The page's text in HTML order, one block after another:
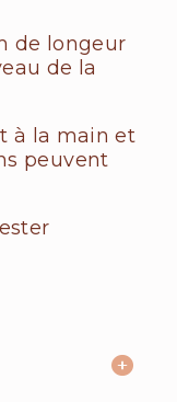
de longeur
de la
à la main et
peuvent